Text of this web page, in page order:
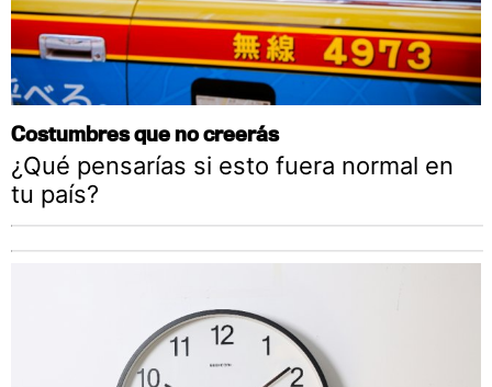
Costumbres que no creerás
¿Qué pensarías si esto fuera normal en
tu país?